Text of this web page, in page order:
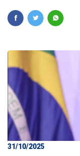
31/10/2025